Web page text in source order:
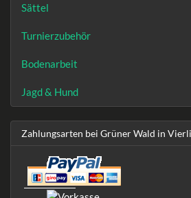
Sättel
Turnierzubehör
Bodenarbeit
Jagd & Hund
Zahlungsarten bei Grüner Wald in